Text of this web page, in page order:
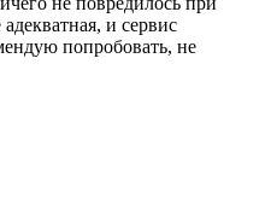
и сервис
попробовать, не